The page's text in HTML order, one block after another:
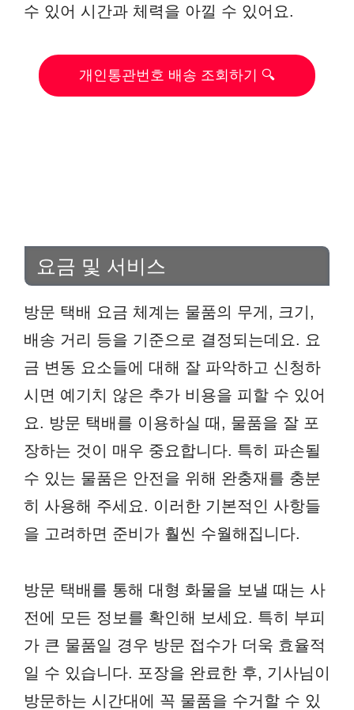
수 있어 시간과 체력을 아낄 수 있어요.
개인통관번호 배송 조회하기 🔍
요금 및 서비스
방문 택배 요금 체계는 물품의 무게, 크기,
배송 거리 등을 기준으로 결정되는데요. 요
금 변동 요소들에 대해 잘 파악하고 신청하
시면 예기치 않은 추가 비용을 피할 수 있어
요. 방문 택배를 이용하실 때, 물품을 잘 포
장하는 것이 매우 중요합니다. 특히 파손될
수 있는 물품은 안전을 위해 완충재를 충분
히 사용해 주세요. 이러한 기본적인 사항들
을 고려하면 준비가 훨씬 수월해집니다.
방문 택배를 통해 대형 화물을 보낼 때는 사
전에 모든 정보를 확인해 보세요. 특히 부피
가 큰 물품일 경우 방문 접수가 더욱 효율적
일 수 있습니다. 포장을 완료한 후, 기사님이
방문하는 시간대에 꼭 물품을 수거할 수 있